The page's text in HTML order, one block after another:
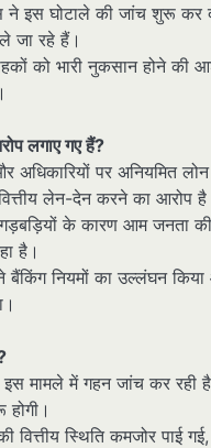
ने इस घोटाले की जांच शुरू
जा रहे हैं।
को भारी नुकसान होने की
लगाए गए हैं?
अधिकारियों पर अनियमित
लेन-देन करने का आरोप
के कारण आम जनता
है।
बैंकिंग नियमों का उल्लंघन
इस मामले में गहन जांच कर रही
वित्तीय स्थिति कमजोर पाई